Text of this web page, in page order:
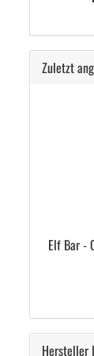
Zuletzt
Elf Bar -
Hersteller